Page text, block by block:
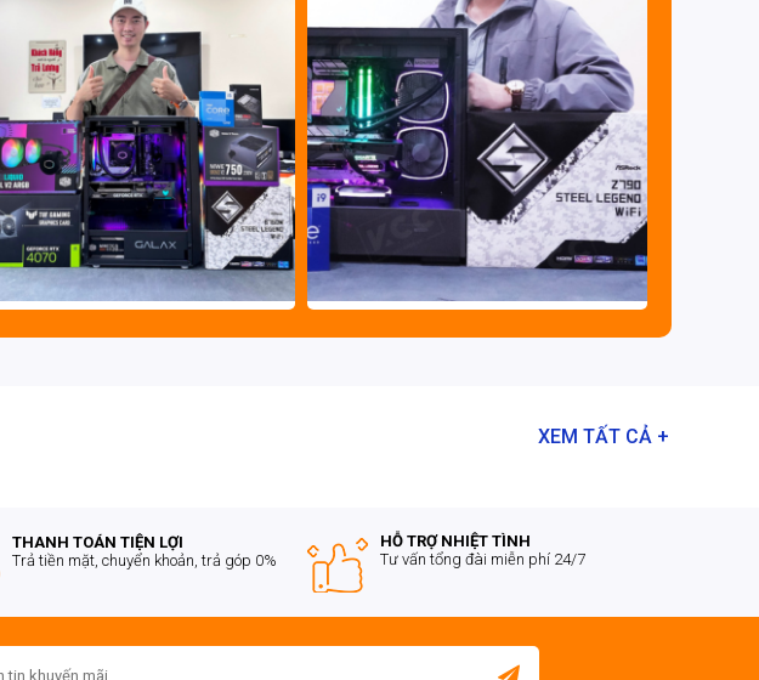
XEM TẤT CẢ +
THANH TOÁN TIỆN LỢI
Trả tiền mặt, chuyển khoản, trả góp 0%
HỖ TRỢ NHIỆT TÌNH
Tư vấn tổng đài miễn phí 24/7